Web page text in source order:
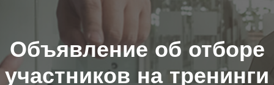
Объявление об отборе
участников на тренинги